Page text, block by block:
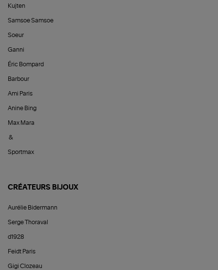
Kujten
Samsoe Samsoe
Soeur
Ganni
Éric Bompard
Barbour
Ami Paris
Anine Bing
Max Mara
&
Sportmax
CRÉATEURS BIJOUX
Aurélie Bidermann
Serge Thoraval
d1928
Feidt Paris
Gigi Clozeau